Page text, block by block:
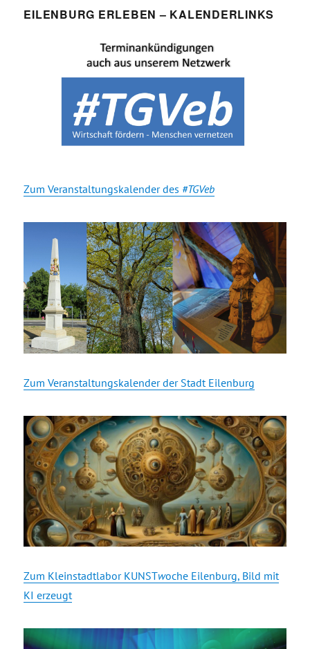
EILENBURG ERLEBEN – KALENDERLINKS
Zum Veranstaltungskalender des #TGVeb
Zum Veranstaltungskalender der Stadt Eilenburg
Zum Kleinstadtlabor KUNSTwoche Eilenburg, Bild mit
KI erzeugt